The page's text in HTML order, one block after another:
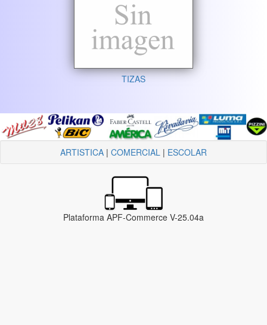
TIZAS
ARTISTICA | COMERCIAL | ESCOLAR
Plataforma APF-Commerce V-25.04a